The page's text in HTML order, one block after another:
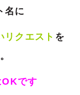
名に
リクエスト を
です